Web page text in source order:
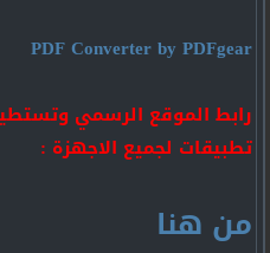
PDF Converter by PDFgear
رابط الموقع الرسمي
تطبيقات لجميع الاجهزة :
من هنا